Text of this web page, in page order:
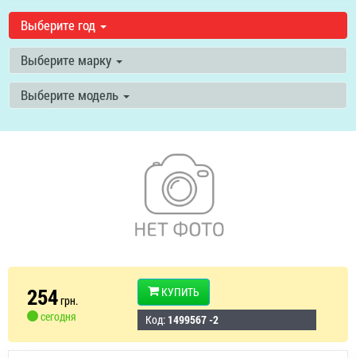
Выберите год
Выберите марку
Выберите модель
254грн.
сегодня
КУПИТЬ
Код: 1499567 -2